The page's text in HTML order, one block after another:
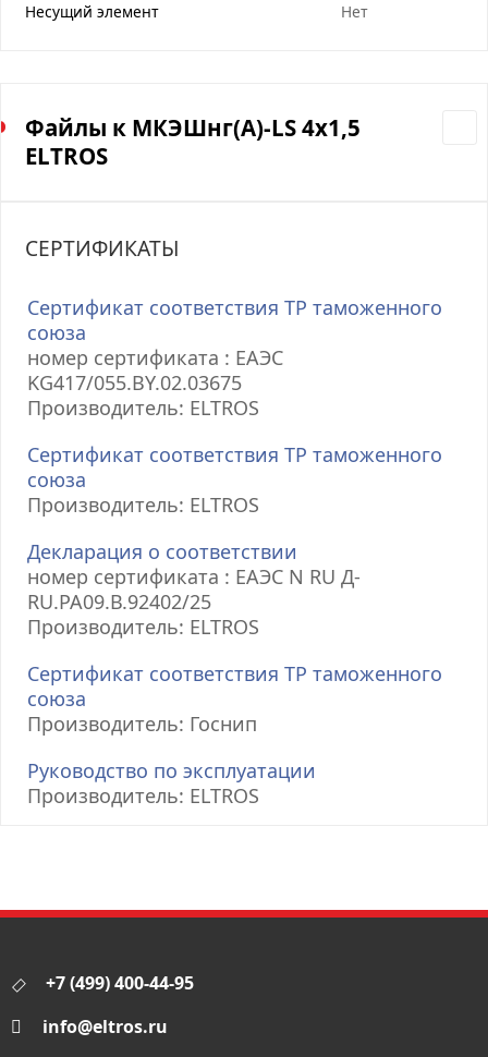
Несущий элемент Нет
Файлы к МКЭШнг(А)-LS 4х1,5
ELTROS
СЕРТИФИКАТЫ
Сертификат соответствия ТР таможенного
союза
номер сертификата : ЕАЭС
KG417/055.BY.02.03675
Производитель: ELTROS
Сертификат соответствия ТР таможенного
союза
Производитель: ELTROS
Декларация о соответствии
номер сертификата : ЕАЭС N RU Д-
RU.РА09.В.92402/25
Производитель: ELTROS
Сертификат соответствия ТР таможенного
союза
Производитель: Госнип
Руководство по эксплуатации
Производитель: ELTROS
+7 (499) 400-44-95
info@eltros.ru